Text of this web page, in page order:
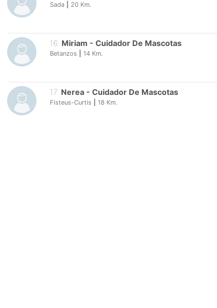
Sada 20 Km.
16 Miriam - Cuidador De Mascotas
Betanzos 14 Km.
17. Nerea - Cuidador De Mascotas
Fisteus-Curtis 18 Km.